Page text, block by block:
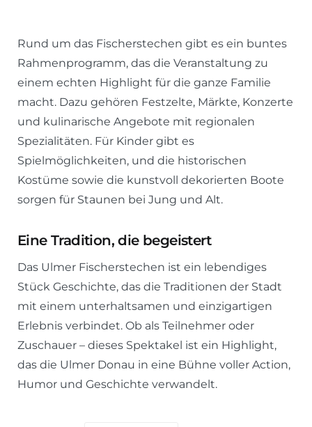
Rund um das Fischerstechen gibt es ein buntes
Rahmenprogramm, das die Veranstaltung zu
einem echten Highlight für die ganze Familie
macht. Dazu gehören Festzelte, Märkte, Konzerte
und kulinarische Angebote mit regionalen
Spezialitäten. Für Kinder gibt es
Spielmöglichkeiten, und die historischen
Kostüme sowie die kunstvoll dekorierten Boote
sorgen für Staunen bei Jung und Alt.
Eine Tradition, die begeistert
Das Ulmer Fischerstechen ist ein lebendiges
Stück Geschichte, das die Traditionen der Stadt
mit einem unterhaltsamen und einzigartigen
Erlebnis verbindet. Ob als Teilnehmer oder
Zuschauer – dieses Spektakel ist ein Highlight,
das die Ulmer Donau in eine Bühne voller Action,
Humor und Geschichte verwandelt.